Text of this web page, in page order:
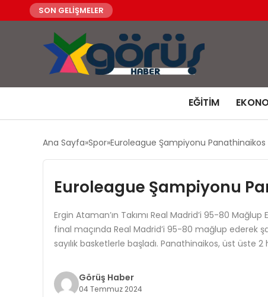
SON GELİŞMELER
EĞITIM
Ana Sayfa Spor Euroleague Şampiyonu Panathinaikos
Euroleague Şampiyonu
Ergin Ataman’ın Takımı Real Madrid’i 95-80 Mağlup
final maçında Real Madrid’i 95-80 mağlup ederek
sayılık basketlerle başladı. Panathinaikos, üst üste
Görüş Haber
04 Temmuz 2024